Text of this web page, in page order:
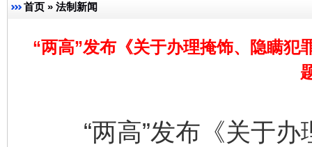
首页 » 法制新闻
“两高”发布《关于办理掩饰、隐瞒犯
“两高”发布《关于办